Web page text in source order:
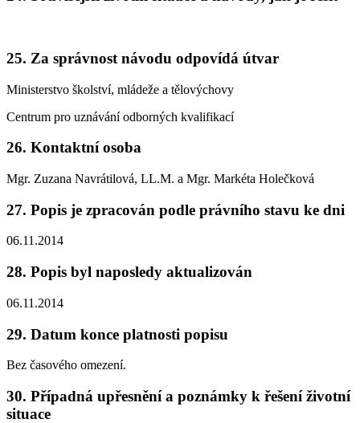
25. Za správnost návodu odpovídá útvar
Ministerstvo školství, mládeže a tělovýchovy
Centrum pro uznávání odborných kvalifikací
26. Kontaktní osoba
Mgr. Zuzana Navrátilová, LL.M. a Mgr. Markéta Holečková
27. Popis je zpracován podle právního stavu ke dni
06.11.2014
28. Popis byl naposledy aktualizován
06.11.2014
29. Datum konce platnosti popisu
Bez časového omezení.
30. Případná upřesnění a poznámky k řešení životní
situace